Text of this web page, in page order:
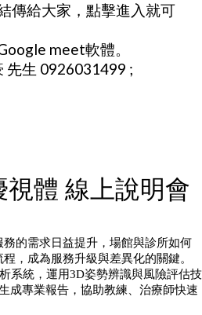
傳給大家，點擊進入就可
meet軟體。
先生 0926031499 ;